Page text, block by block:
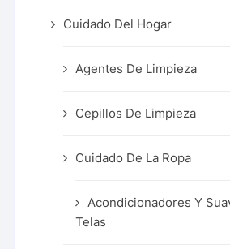
Cuidado Del Hogar
Agentes De Limpieza
Cepillos De Limpieza
Cuidado De La Ropa
Acondicionadores Y
Telas